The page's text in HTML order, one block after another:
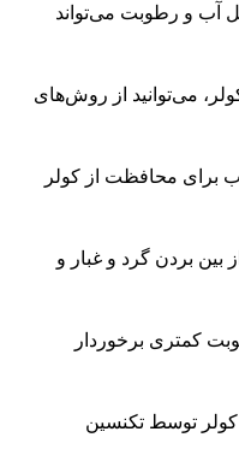
آب و رطوبت می‌تواند
می‌توانید از روش‌های
برای محافظت از کولر
بردن گرد و غبار و
کمتری برخوردار
توسط تکنسین